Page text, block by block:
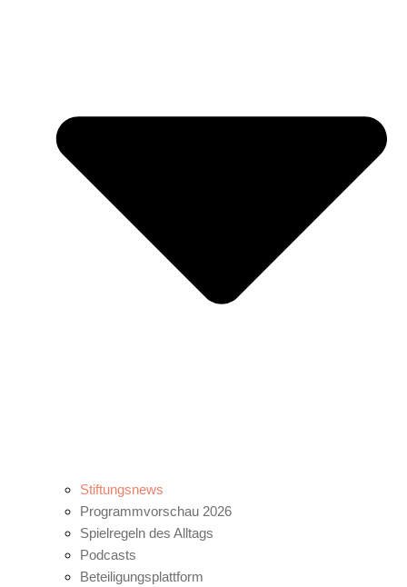
Stiftungsnews
Programmvorschau 2026
Spielregeln des Alltags
Podcasts
Beteiligungsplattform